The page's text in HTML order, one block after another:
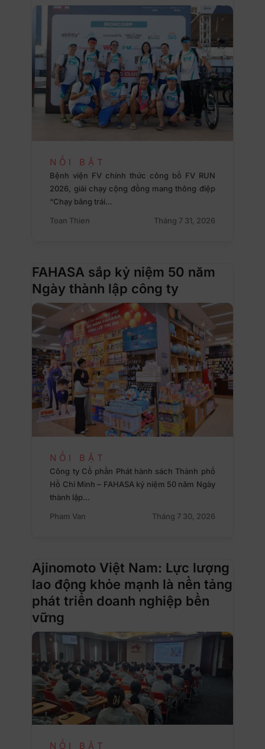
NỔI BẬT
Bệnh viện FV chính thức công bố FV RUN
2026, giải chạy cộng đồng mang thông điệp
“Chạy bằng trái…
Toan Thien
Tháng 7 31, 2026
FAHASA sắp kỷ niệm 50 năm
Ngày thành lập công ty
NỔI BẬT
Công ty Cổ phần Phát hành sách Thành phố
Hồ Chí Minh – FAHASA kỷ niệm 50 năm Ngày
thành lập…
Pham Van
Tháng 7 30, 2026
Ajinomoto Việt Nam: Lực lượng
lao động khỏe mạnh là nền tảng
phát triển doanh nghiệp bền
vững
NỔI BẬT